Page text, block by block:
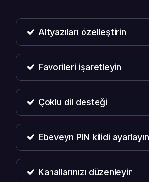
Altyazıları özelleştirin
Favorileri işaretleyin
Çoklu dil desteği
Ebeveyn PIN kilidi ayarlayın
Kanallarınızı düzenleyin